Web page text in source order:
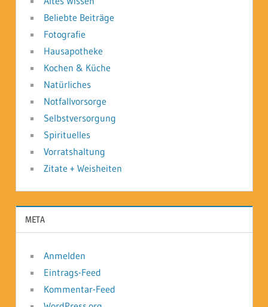
Beliebte Beiträge
Fotografie
Hausapotheke
Kochen & Küche
Natürliches
Notfallvorsorge
Selbstversorgung
Spirituelles
Vorratshaltung
Zitate + Weisheiten
META
Anmelden
Eintrags-Feed
Kommentar-Feed